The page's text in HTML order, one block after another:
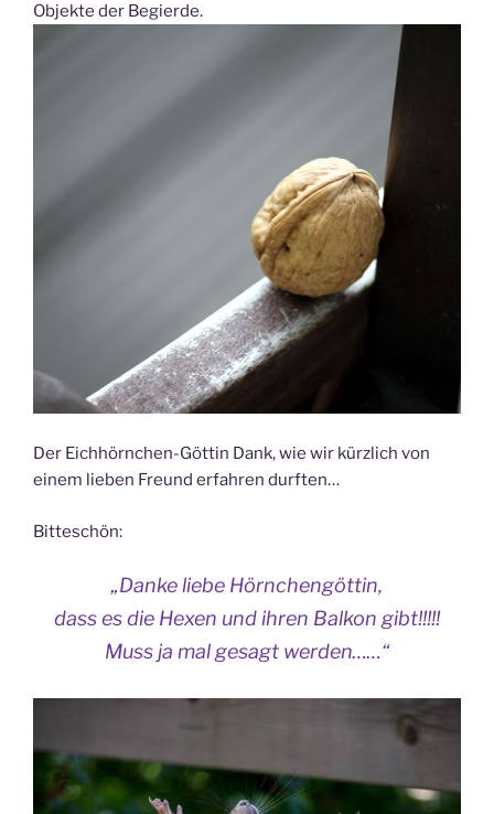
Objekte der Begierde.
Der Eichhörnchen-Göttin Dank, wie wir kürzlich von
einem lieben Freund erfahren durften…
Bitteschön:
„Danke liebe Hörnchengöttin,
dass es die Hexen und ihren Balkon gibt!!!!!
Muss ja mal gesagt werden……“